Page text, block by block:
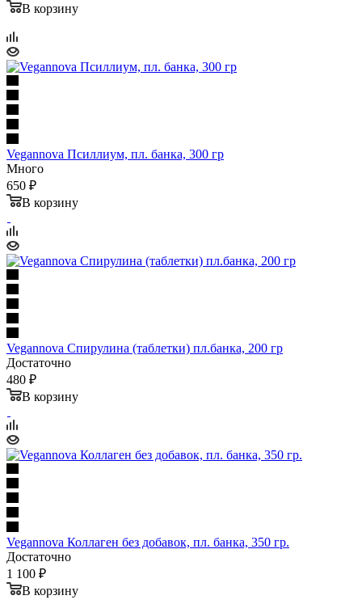
В корзину
Vegannova Псиллиум, пл. банка, 300 гр
Много
650 ₽
В корзину
Vegannova Спирулина (таблетки) пл.банка, 200 гр
Достаточно
480 ₽
В корзину
Vegannova Коллаген без добавок, пл. банка, 350 гр.
Достаточно
1 100 ₽
В корзину